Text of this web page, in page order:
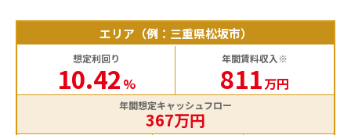
エリア（例：三重県松坂市）
想定利回り
10.42 %
年間賃料収入※
811万円
年間想定キャッシュフロー
367万円